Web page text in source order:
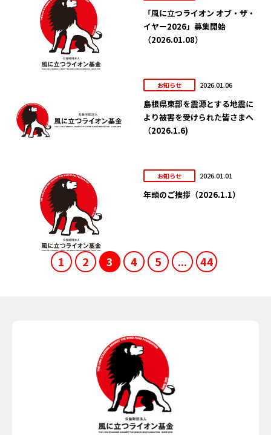
「風に立つライオン オブ・ザ・
イヤー2026」募集開始
（2026.01.08）
お知らせ 2026.01.06
島根県東部を震源とする地震に
より被害を受けられた皆さまへ
（2026.1.6)
お知らせ 2026.01.01
年頭のご挨拶（2026.1.1）
1 2 3 4 5 ... 44